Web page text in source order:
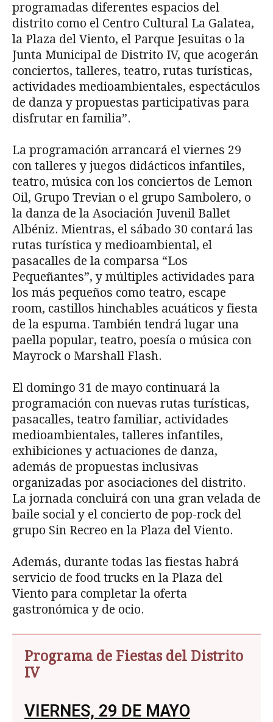
programadas diferentes espacios del
distrito como el Centro Cultural La Galatea,
la Plaza del Viento, el Parque Jesuitas o la
Junta Municipal de Distrito IV, que acogerán
conciertos, talleres, teatro, rutas turísticas,
actividades medioambientales, espectáculos
de danza y propuestas participativas para
disfrutar en familia”.
La programación arrancará el viernes 29
con talleres y juegos didácticos infantiles,
teatro, música con los conciertos de Lemon
Oil, Grupo Trevian o el grupo Sambolero, o
la danza de la Asociación Juvenil Ballet
Albéniz. Mientras, el sábado 30 contará las
rutas turística y medioambiental, el
pasacalles de la comparsa “Los
Pequeñantes”, y múltiples actividades para
los más pequeños como teatro, escape
room, castillos hinchables acuáticos y fiesta
de la espuma. También tendrá lugar una
paella popular, teatro, poesía o música con
Mayrock o Marshall Flash.
El domingo 31 de mayo continuará la
programación con nuevas rutas turísticas,
pasacalles, teatro familiar, actividades
medioambientales, talleres infantiles,
exhibiciones y actuaciones de danza,
además de propuestas inclusivas
organizadas por asociaciones del distrito.
La jornada concluirá con una gran velada de
baile social y el concierto de pop-rock del
grupo Sin Recreo en la Plaza del Viento.
Además, durante todas las fiestas habrá
servicio de food trucks en la Plaza del
Viento para completar la oferta
gastronómica y de ocio.
Programa de Fiestas del Distrito
IV
VIERNES, 29 DE MAYO